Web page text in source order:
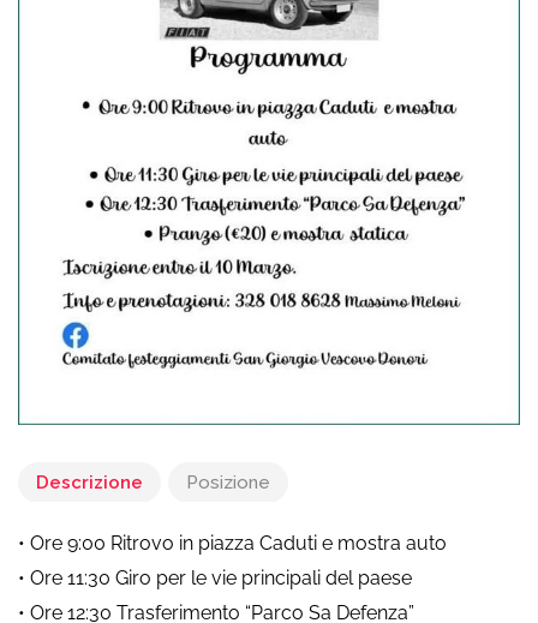
Descrizione Posizione
• Ore 9:00 Ritrovo in piazza Caduti e mostra auto
• Ore 11:30 Giro per le vie principali del paese
• Ore 12:30 Trasferimento “Parco Sa Defenza”